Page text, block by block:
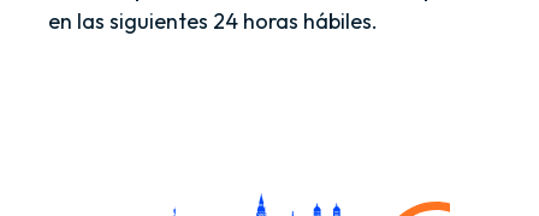
en las siguientes 24 horas hábiles.